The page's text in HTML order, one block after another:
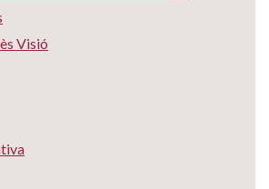
Visió